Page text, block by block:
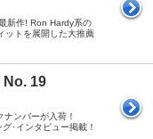
新作! Ron Hardy系の
ットを展開した大推薦
19
ンバーが入荷！
･インタビュー掲載！